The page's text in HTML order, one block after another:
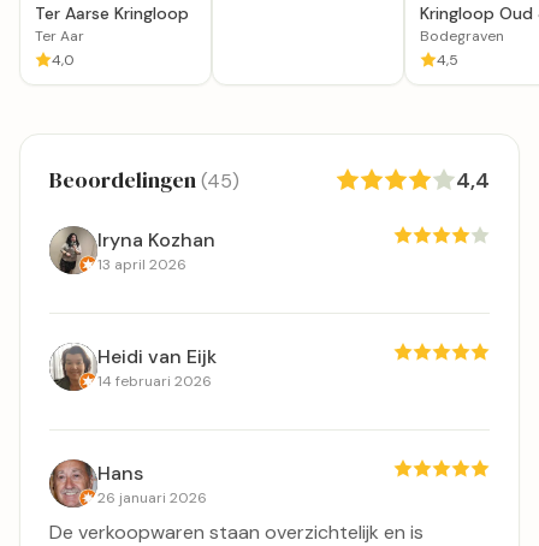
Ter Aarse Kringloop
Ter Aar
4,0
Kringloop Oud
Nieuw in
Bodegraven
Bodegraven
4,5
Beoordelingen(45) 4,4
Iryna Kozhan
13 april 2026
Heidi van Eijk
14 februari 2026
Hans
26 januari 2026
De verkoopwaren staan overzichtelijk en is